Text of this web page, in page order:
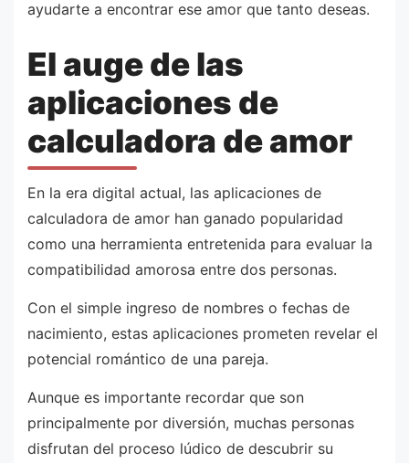
ayudarte a encontrar ese amor que tanto deseas.
El auge de las
aplicaciones de
calculadora de amor
En la era digital actual, las aplicaciones de
calculadora de amor han ganado popularidad
como una herramienta entretenida para evaluar la
compatibilidad amorosa entre dos personas.
Con el simple ingreso de nombres o fechas de
nacimiento, estas aplicaciones prometen revelar el
potencial romántico de una pareja.
Aunque es importante recordar que son
principalmente por diversión, muchas personas
disfrutan del proceso lúdico de descubrir su